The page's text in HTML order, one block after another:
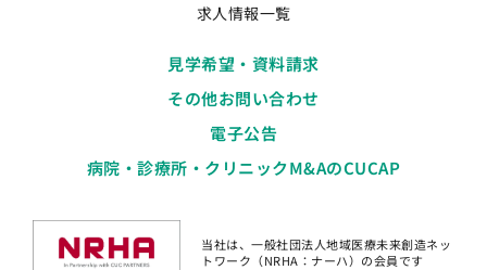
求人情報一覧
見学希望・資料請求
その他お問い合わせ
電子公告
病院・診療所・クリニックM&AのCUCAP
当社は、一般社団法人地域医療未来創造ネッ
トワーク（NRHA：ナーハ）の会員です